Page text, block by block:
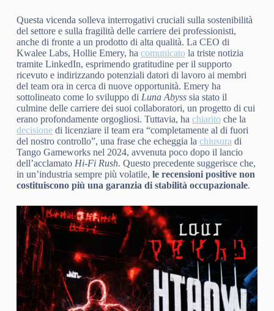
Questa vicenda solleva interrogativi cruciali sulla sostenibilità
del settore e sulla fragilità delle carriere dei professionisti,
anche di fronte a un prodotto di alta qualità. La CEO di
Kwalee Labs, Hollie Emery, ha comunicatola triste notizia
tramite LinkedIn, esprimendo gratitudine per il supporto
ricevuto e indirizzando potenziali datori di lavoro ai membri
del team ora in cerca di nuove opportunità. Emery ha
sottolineato come lo sviluppo di Luna Abysssia stato il
culmine delle carriere dei suoi collaboratori, un progetto di cui
erano profondamente orgogliosi. Tuttavia, ha chiaritoche la
decisionedi licenziare il team era “completamente al di fuori
del nostro controllo”, una frase che echeggia la chiusura di
Tango Gameworks nel 2024, avvenuta poco dopo il lancio
dell’acclamato Hi-Fi Rush. Questo precedente suggerisce che,
in un’industria sempre più volatile, le recensioni positive non
costituiscono più una garanzia di stabilità occupazionale.